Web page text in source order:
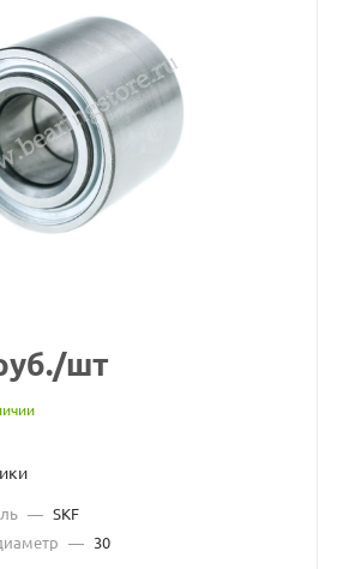
SKF
взят
с
сайта
https://
по
разрешения
/шт
— SKF
— 30